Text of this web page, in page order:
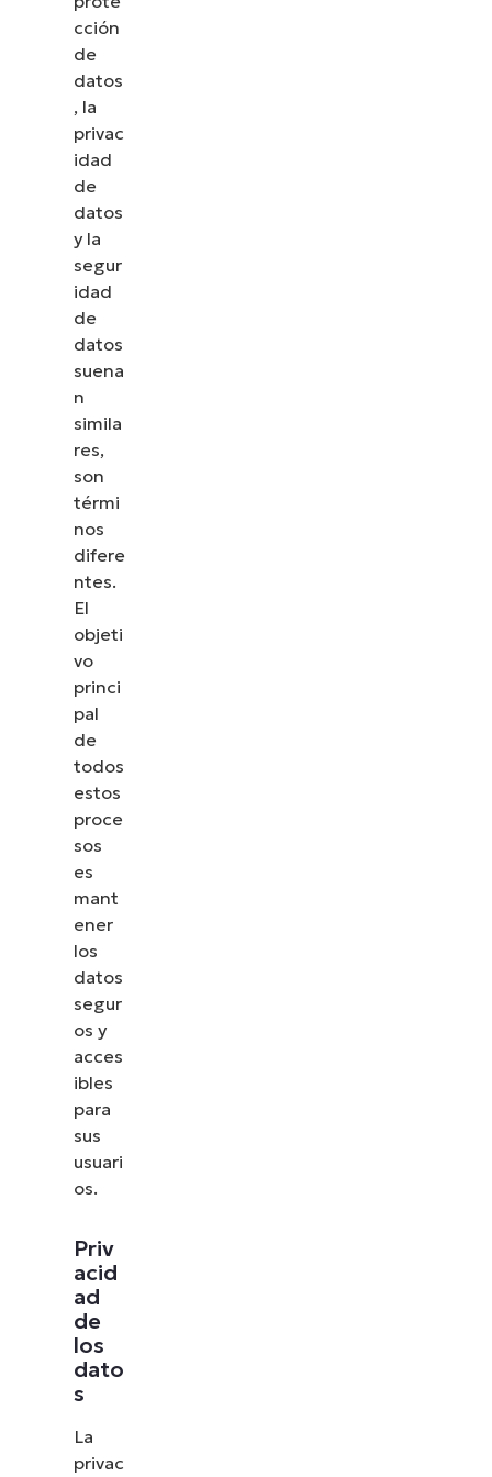
cción
de
datos
, la
privac
idad
de
datos
y la
segur
idad
de
datos
suena
n
simila
res,
son
térmi
nos
difere
ntes.
El
objeti
vo
princi
pal
de
todos
estos
proce
sos
es
mant
ener
los
datos
segur
os y
acces
ibles
para
sus
usuari
os.
Priv
acid
ad
de
los
dato
s
La
privac